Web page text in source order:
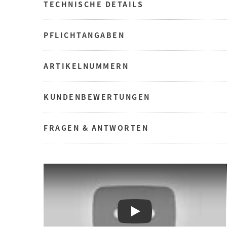
TECHNISCHE DETAILS
PFLICHTANGABEN
ARTIKELNUMMERN
KUNDENBEWERTUNGEN
FRAGEN & ANTWORTEN
Play